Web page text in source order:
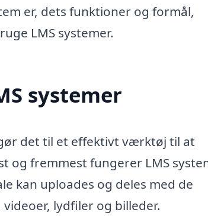
er, dets funktioner og formål,
LMS systemer.
systemer
det til et effektivt værktøj til at
og fremmest fungerer LMS
kan uploades og deles med de
lydfiler og billeder.